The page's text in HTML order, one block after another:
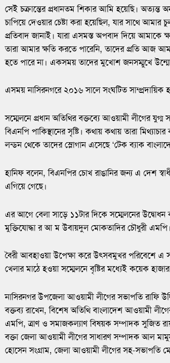
সেই চক্রান্তের প্রধানতম শিকার আমি হয়েছি।
চাপিয়ে দেওয়ার চেষ্টা করা হয়েছিল, যার সাথে
প্রতিবাদ জানাই। যারা এসমস্ত অপবাদ দিয়ে আমাকে
তারা আমার ক্ষতি করতে পারেনি, তাদের প্রতি আজ
হতে পারে না। একসময় তাদের মুখোশ জনসম্মুখে
এসময় নাসিরনগরে ২০১৬ সালে সংঘটিত সাম্প্রদায়িক
সম্মেলনে প্রধান অতিথির বক্তব্যে আওয়ামী লীগের
বিএনপি পাকিস্থানের সৃষ্টি। কথায় কথায় তারা
লন্ডন থেকে তাদের স্লোগান এসেছে ‘টেক ব্যাক
হানিফ বলেন, বিএনপির চোখ রাঙানির জন্য এ দেশ
এগিয়ে গেছে।
এর আগে বেলা সাড়ে ১১টার দিকে সম্মেলনের
মুক্তিযোদ্ধা র আ ম উবায়দুল মোকতাদির চৌধুরী এমপি।
বৈরী আবহাওয়া উপেক্ষা করে উৎসবমুখর পরিবেশে এ
খেলার মাঠে হওয়া সম্মেলনে বৃষ্টির মধ্যেই কয়েক
নাসিরনগর উপজেলা আওয়ামী লীগের সভাপতি রাফি
বক্তব্য রাখেন, বিশেষ অতিথি বাংলাদেশ আওয়ামী
এমপি, ত্রাণ ও সমাজকল্যাণ বিষয়ক সম্পাদক সুজিত রায়
বক্তা জেলা আওয়ামী লীগের সাধারণ সম্পাদক আল
হোসেন সংগ্রাম, জেলা আওয়ামী লীগের সহ-সভাপতি